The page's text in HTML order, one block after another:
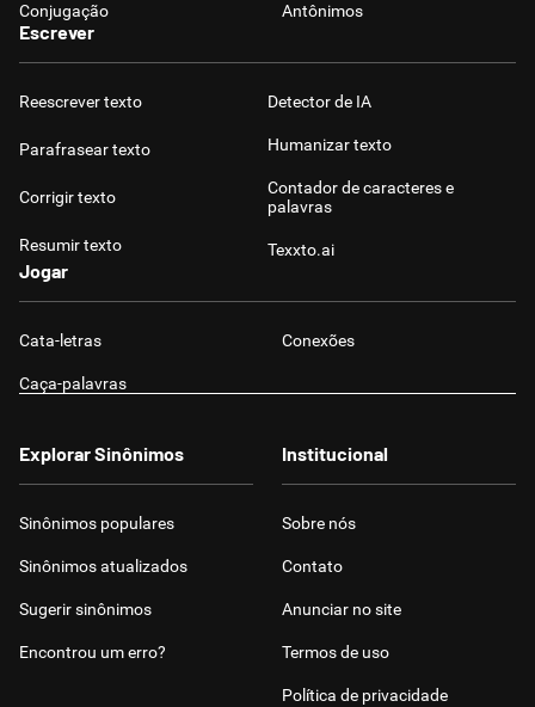
Conjugação Antônimos
Escrever
Reescrever texto
Parafrasear texto
Corrigir texto
Resumir texto
Detector de IA
Humanizar texto
Contador de caracteres e
palavras
Texxto.ai
Jogar
Cata-letras Conexões
Caça-palavras
Explorar Sinônimos
Sinônimos populares
Sinônimos atualizados
Sugerir sinônimos
Encontrou um erro?
Institucional
Sobre nós
Contato
Anunciar no site
Termos de uso
Política de privacidade